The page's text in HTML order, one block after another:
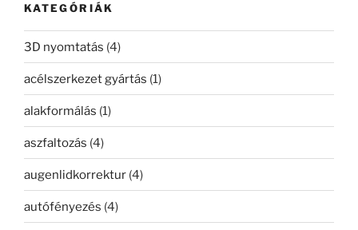
KATEGÓRIÁK
3D nyomtatás (4)
acélszerkezet gyártás (1)
alakformálás (1)
aszfaltozás (4)
augenlidkorrektur (4)
autófényezés (4)